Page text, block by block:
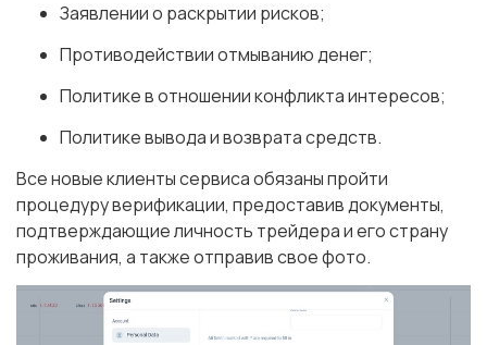
Заявлении о раскрытии рисков;
Противодействии отмыванию денег;
Политике в отношении конфликта интересов;
Политике вывода и возврата средств.
Все новые клиенты сервиса обязаны пройти
процедуру верификации, предоставив документы,
подтверждающие личность трейдера и его страну
проживания, а также отправив свое фото.